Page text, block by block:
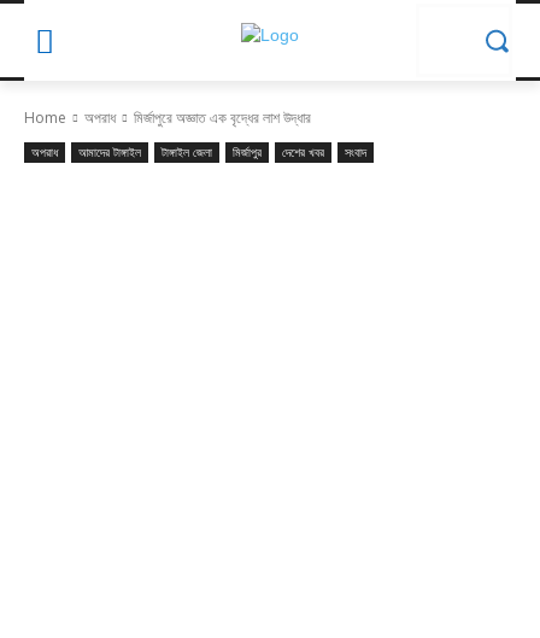
Home অপরাধ মির্জাপুরে অজ্ঞাত এক বৃদ্ধের লাশ উদ্ধার
অপরাধ আমাদের টাঙ্গাইল টাঙ্গাইল জেলা মির্জাপুর দেশের খবর সংবাদ